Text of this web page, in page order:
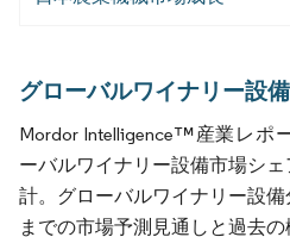
グローバルワイナリー設
Mordor Intelligence™産業レポ
ーバルワイナリー設備市場シ
計。グローバルワイナリー設備
までの市場予測見通しと過去